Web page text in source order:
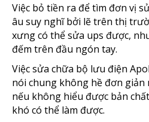
Việc bỏ tiền ra để tìm đơn vị
âu suy nghĩ bởi lẽ trên thị
xưng có thể sửa ups được,
đếm trên đầu ngón tay.
Việc sửa chữa bộ lưu điện
nói chung không hề đơn giản
nếu không hiểu được bản
khó có thể làm được.